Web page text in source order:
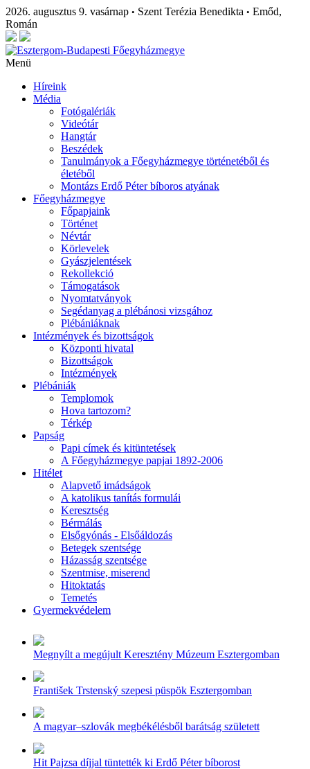
2026. augusztus 9. vasárnap • Szent Terézia Benedikta • Emőd,
Román
Menü
Híreink
Média
Fotógalériák
Videótár
Hangtár
Beszédek
Tanulmányok a Főegyházmegye történetéből és
életéből
Montázs Erdő Péter bíboros atyának
Főegyházmegye
Főpapjaink
Történet
Névtár
Körlevelek
Gyászjelentések
Rekollekció
Támogatások
Nyomtatványok
Segédanyag a plébánosi vizsgához
Plébániáknak
Intézmények és bizottságok
Központi hivatal
Bizottságok
Intézmények
Plébániák
Templomok
Hova tartozom?
Térkép
Papság
Papi címek és kitüntetések
A Főegyházmegye papjai 1892-2006
Hitélet
Alapvető imádságok
A katolikus tanítás formulái
Keresztség
Bérmálás
Elsőgyónás - Elsőáldozás
Betegek szentsége
Házasság szentsége
Szentmise, miserend
Hitoktatás
Temetés
Gyermekvédelem
Megnyílt a megújult Keresztény Múzeum Esztergomban
František Trstenský szepesi püspök Esztergomban
A magyar–szlovák megbékélésből barátság született
Hit Pajzsa díjjal tüntették ki Erdő Péter bíborost